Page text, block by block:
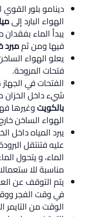
دينامو بلور
الهواء البارد إلى
يبدأ الماء بفقدان
فيها ومن ثممبرد
يعلو الهواء
فتحات المروحة.
الفتحات في
شيء داخل الخزان
بالكويتوغيرها
الهواء الساخن
يبرد المياه داخل
عليه فتنتقل
الماء، و يتحول
مناسبة للا
يتم التوقف عن
في وقت الفجر
الوقت من